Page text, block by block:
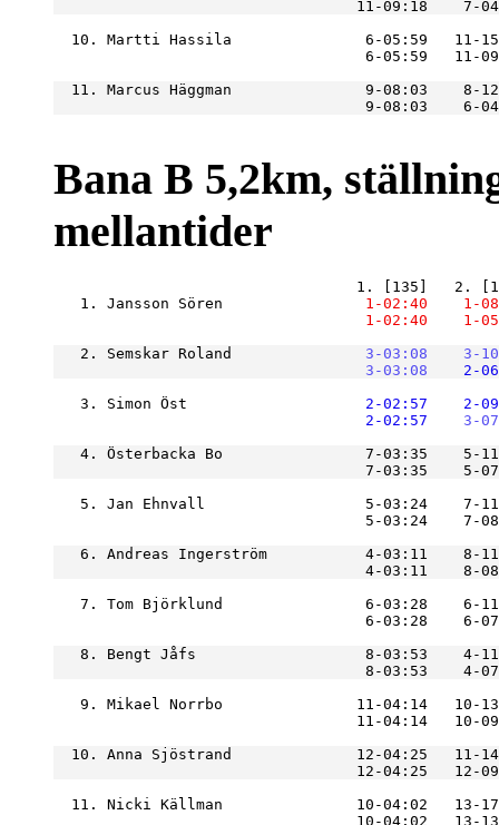
10. Martti Hassila               6-05:59   11-
11. Marcus Häggman               9-08:03    8-
Bana B 5,2km,
mellantider
   1. Jansson Sören
    1-02:40
1-
    1-02:40
1-
   2. Semskar Roland
    3-03:08
3-
    3-03:08
2-
   3. Simon Öst
    2-02:57
2-
    2-02:57
3-
4. Österbacka Bo                7-03:35    5-
7-03:35    5-
5. Jan Ehnvall                  5-03:24    7-
5-03:24    7-
6. Andreas Ingerström           4-03:11    8-
4-03:11    8-
7. Tom Björklund                6-03:28    6-
6-03:28    6-
8. Bengt Jåfs                   8-03:53    4-
8-03:53    4-
9. Mikael Norrbo               11-04:14   10-
10. Anna Sjöstrand              12-04:25   11-
11. Nicki Källman               10-04:02   13-